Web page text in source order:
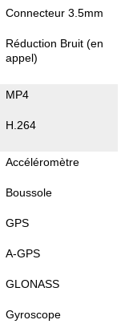
Connecteur 3.5mm
Réduction Bruit (en
appel)
MP4
H.264
Accéléromètre
Boussole
GPS
A-GPS
GLONASS
Gyroscope